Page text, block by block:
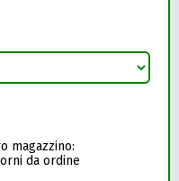
magazzino:
da ordine